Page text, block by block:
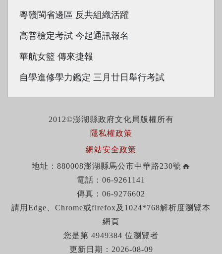
粵贛閩省邊區 反共組織活躍
高普檢定考試 今起通訊報名
華航女籃 傳來捷報
自學進修學力鑑定 三月廿日舉行考試
2012©澎湖縣政府文化局版權所有
隱私權政策
網站安全政策
地址：880008澎湖縣馬公市中華路230號
電話：06-9261141
傳真：06-9276602
請用Edge、Chrome或firefox及1024*768解析度瀏覽本
網頁
您是第 4949384 位瀏覽者
更新日期：2026-08-09